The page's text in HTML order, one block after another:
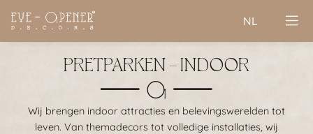
NL
PRETPARKEN - INDOOR
Wij brengen indoor attracties en belevingswerelden tot
leven. Van themadecors tot volledige installaties, wij